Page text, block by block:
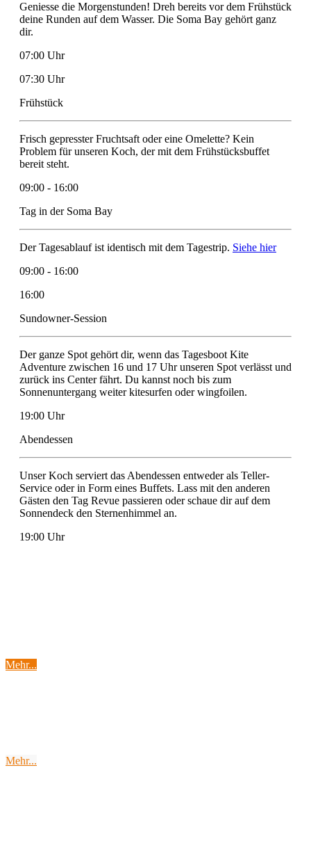
Geniesse die Morgenstunden! Dreh bereits vor dem Frühstück
deine Runden auf dem Wasser. Die Soma Bay gehört ganz
dir.
07:00 Uhr
07:30 Uhr
Frühstück
Frisch gepresster Fruchtsaft oder eine Omelette? Kein
Problem für unseren Koch, der mit dem Frühstücksbuffet
bereit steht.
09:00 - 16:00
Tag in der Soma Bay
Der Tagesablauf ist identisch mit dem Tagestrip. Siehe hier
09:00 - 16:00
16:00
Sundowner-Session
Der ganze Spot gehört dir, wenn das Tagesboot Kite
Adventure zwischen 16 und 17 Uhr unseren Spot verlässt und
zurück ins Center fährt. Du kannst noch bis zum
Sonnenuntergang weiter kitesurfen oder wingfoilen.
19:00 Uhr
Abendessen
Unser Koch serviert das Abendessen entweder als Teller-
Service oder in Form eines Buffets. Lass mit den anderen
Gästen den Tag Revue passieren oder schaue dir auf dem
Sonnendeck den Sternenhimmel an.
19:00 Uhr
Mehr...
Mehr...